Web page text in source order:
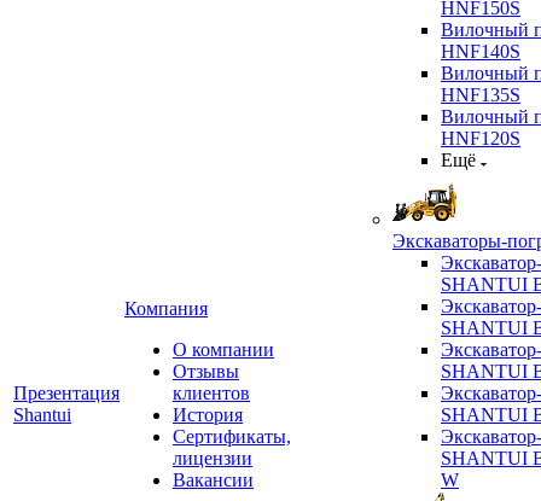
Презентация
Shantui
Компания
О компании
Отзывы
клиентов
История
Сертификаты,
лицензии
Вакансии
HNF150S
Вилочный
HNF140S
Вилочный
HNF135S
Вилочный
HNF120S
Ещё
Экскаваторы-
SHANTUI
SHANTUI
SHANTUI
SHANTUI
SHANTUI
W